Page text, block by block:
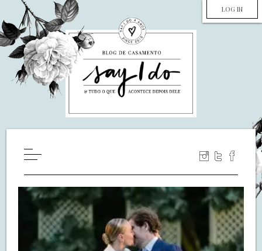
LOG IN
WILL YOU MARRY ME?
LUA DE MEL
COZINHA
DECORAÇÃO